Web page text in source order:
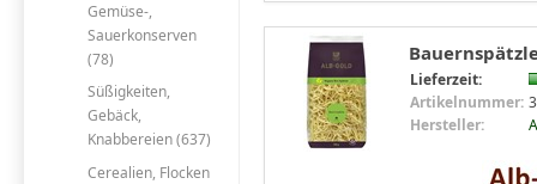
Gemüse-,
Sauerkonserven
(78)
Süßigkeiten,
Gebäck,
Knabbereien (637)
Cerealien, Flocken
Lieferzeit:
Artikelnummer:
Hersteller: